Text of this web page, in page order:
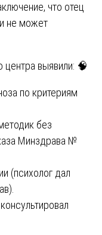
что отец
не может
центра выявили: 🧠
по критериям
без
Минздрава №
(психолог дал